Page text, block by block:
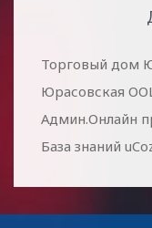
Торговый дом
Юрасовская
Админ.Онлайн
База знаний